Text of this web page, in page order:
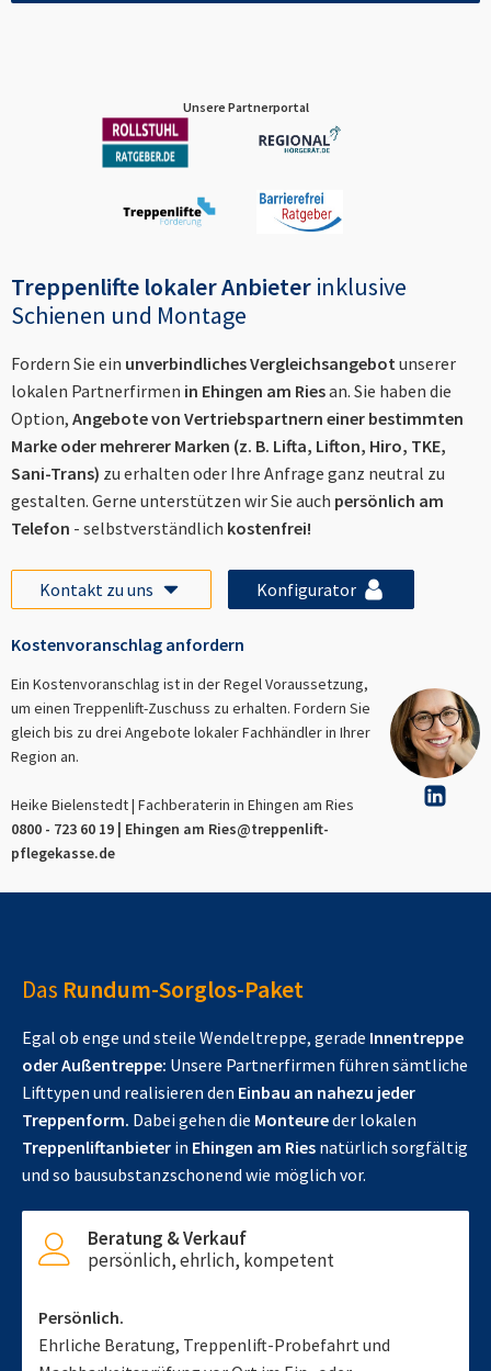
Unsere Partnerportal
Treppenlifte lokaler Anbieter inklusive
Schienen und Montage
Fordern Sie ein unverbindliches Vergleichsangebotunserer
lokalen Partnerfirmen in Ehingen am Riesan. Sie haben die
Option, Angebote von Vertriebspartnern einer bestimmten
Marke oder mehrerer Marken (z. B. Lifta, Lifton, Hiro, TKE,
Sani-Trans) zu erhalten oder Ihre Anfrage ganz neutral zu
gestalten. Gerne unterstützen wir Sie auch persönlich am
Telefon - selbstverständlich kostenfrei!
Kontakt zu uns Konfigurator
Kostenvoranschlag anfordern
Ein Kostenvoranschlag ist in der Regel Voraussetzung,
um einen Treppenlift-Zuschuss zu erhalten. Fordern Sie
gleich bis zu drei Angebote lokaler Fachhändler in Ihrer
Region an.
Heike Bielenstedt | Fachberaterin in Ehingen am Ries
0800 - 723 60 19 | Ehingen am Ries@treppenlift-
pflegekasse.de
Das Rundum-Sorglos-Paket
Egal ob enge und steile Wendeltreppe, gerade Innentreppe
oder Außentreppe: Unsere Partnerfirmen führen sämtliche
Lifttypen und realisieren den Einbau an nahezu jeder
Treppenform. Dabei gehen die Monteureder lokalen
Treppenliftanbieter in Ehingen am Ries natürlich sorgfältig
und so bausubstanzschonend wie möglich vor.
Beratung & Verkauf
persönlich, ehrlich, kompetent
Persönlich.
Ehrliche Beratung, Treppenlift-Probefahrt und